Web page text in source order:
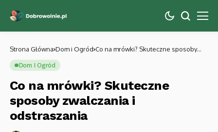
Strona Główna Dom i Ogród Co na mrówki? Skuteczne sposoby
Dom I Ogród
Co na mrówki? Skuteczne
sposoby zwalczania i
odstraszania